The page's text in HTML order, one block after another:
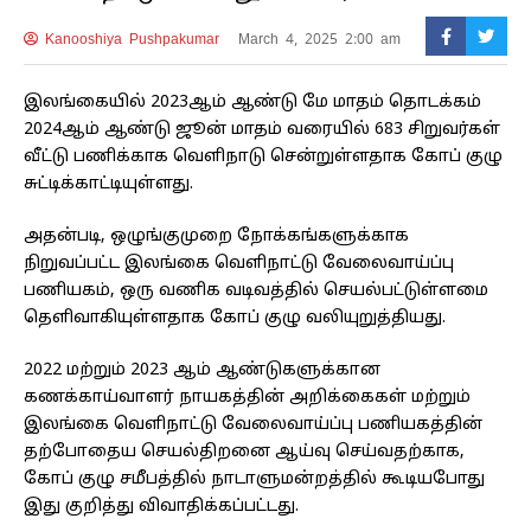
Kanooshiya Pushpakumar March 4, 2025 2:00 am
இலங்கையில் 2023ஆம் ஆண்டு மே மாதம் தொடக்கம்
2024ஆம் ஆண்டு ஜூன் மாதம் வரையில் 683 சிறுவர்கள்
வீட்டு பணிக்காக வெளிநாடு சென்றுள்ளதாக கோப் குழு
சுட்டிக்காட்டியுள்ளது.
அதன்படி, ஒழுங்குமுறை நோக்கங்களுக்காக
நிறுவப்பட்ட இலங்கை வெளிநாட்டு வேலைவாய்ப்பு
பணியகம், ஒரு வணிக வடிவத்தில் செயல்பட்டுள்ளமை
தெளிவாகியுள்ளதாக கோப் குழு வலியுறுத்தியது.
2022 மற்றும் 2023 ஆம் ஆண்டுகளுக்கான
கணக்காய்வாளர் நாயகத்தின் அறிக்கைகள் மற்றும்
இலங்கை வெளிநாட்டு வேலைவாய்ப்பு பணியகத்தின்
தற்போதைய செயல்திறனை ஆய்வு செய்வதற்காக,
கோப் குழு சமீபத்தில் நாடாளுமன்றத்தில் கூடியபோது
இது குறித்து விவாதிக்கப்பட்டது.